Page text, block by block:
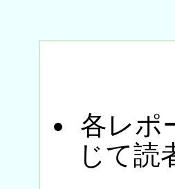
各レポ
じて読